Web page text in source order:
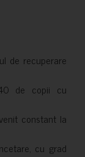
de recuperare
de copii cu
constant la
cu grad